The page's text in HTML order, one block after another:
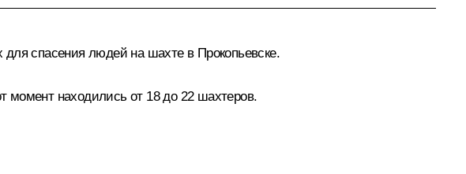
спасения людей на шахте в Прокопьевске.
момент находились от 18 до 22 шахтеров.